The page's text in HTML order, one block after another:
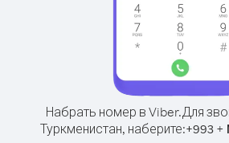
Набрать номер в Viber.Для
Туркменистан, наберите:+993+